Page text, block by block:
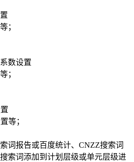
；
数设置
；
等；
词报告或百度统计、CNZZ搜索词
索词添加到计划层级或单元层级进